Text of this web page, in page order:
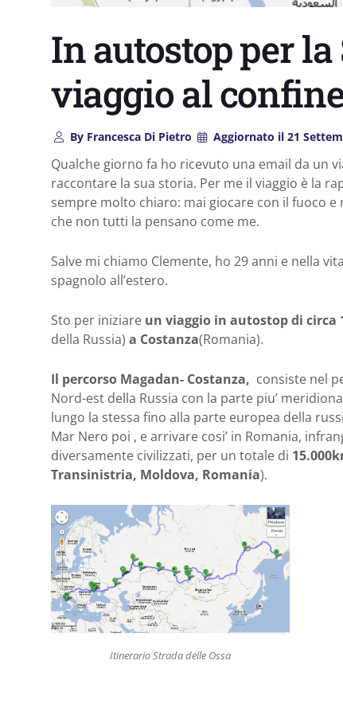
In autostop per la
viaggio al
ByFrancesca Di Pietro Aggiornato il 21
Qualche giorno fa ho ricevuto una email da un
raccontare la sua storia. Per me il viaggio è la
sempre molto chiaro: mai giocare con il fuoco
che non tutti la pensano come me.
Salve mi chiamo Clemente, ho 29 anni e nella
spagnolo all’estero.
Sto per iniziare un viaggio in autostop di circa
della Russia) a Costanza(Romania).
Il percorso Magadan- Costanza, consiste nel
Nord-est della Russia con la parte piu’
lungo la stessa fino alla parte europea della
Mar Nero poi , e arrivare cosi’ in Romania,
diversamente civilizzati, per un totale di
Transinistria, Moldova, Romania).
Itinerario Strada delle Ossa